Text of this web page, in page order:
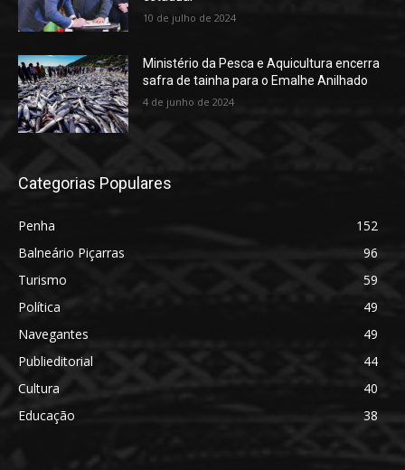
10 de julho de 2024
Ministério da Pesca e Aquicultura encerra
safra de tainha para o Emalhe Anilhado
4 de junho de 2024
Categorias Populares
Penha
152
Balneário Piçarras
96
Turismo
59
Política
49
Navegantes
49
Publieditorial
44
Cultura
40
Educação
38